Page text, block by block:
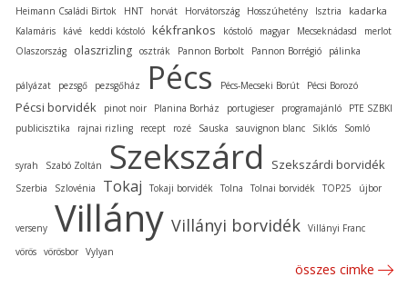
Heimann Családi Birtok
HNT horvát Horvátország Hosszúhetény Isztria kadarka
Kalamáris kávé keddi kóstoló kékfrankos kóstoló magyar Mecseknádasd
merlot
Olaszország
olaszrizling osztrák Pannon Borbolt Pannon Borrégió pálinka
pályázat pezsgő pezsgőház Pécs Pécs-Mecseki Borút Pécsi Borozó
Pécsi borvidék pinot noir Planina Borház portugieser programajánló
PTE SZBKI
publicisztika
rajnai rizling recept rozé Sauska sauvignon blanc Siklós Somló
syrah Szabó Zoltán Szekszárd Szekszárdi borvidék
Szerbia Szlovénia Tokaj Tokaji borvidék Tolna Tolnai borvidék TOP25 újbor
verseny Villány Villányi borvidék Villányi Franc
vörös vörösbor Vylyan
összes cimke